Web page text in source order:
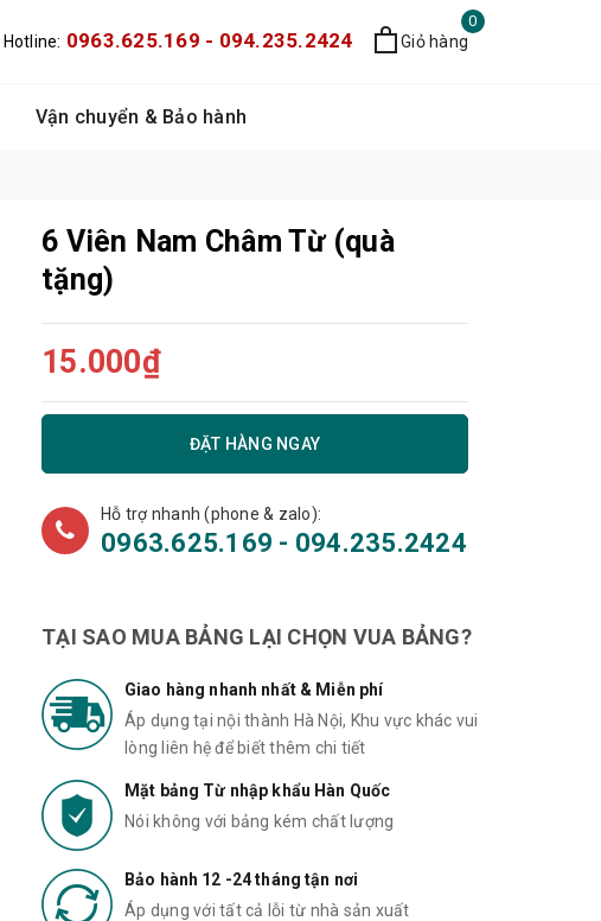
Hotline: 0963.625.169 - 094.235.2424
0
Giỏ hàng
Vận chuyển & Bảo hành
6 Viên Nam Châm Từ (quà
tặng)
15.000₫
ĐẶT HÀNG NGAY
Hỗ trợ nhanh (phone & zalo):
0963.625.169 - 094.235.2424
TẠI SAO MUA BẢNG LẠI CHỌN VUA BẢNG?
Giao hàng nhanh nhất & Miễn phí
Áp dụng tại nội thành Hà Nội, Khu vực khác vui
lòng liên hệ để biết thêm chi tiết
Mặt bảng Từ nhập khẩu Hàn Quốc
Nói không với bảng kém chất lượng
Bảo hành 12 -24 tháng tận nơi
Áp dụng với tất cả lỗi từ nhà sản xuất